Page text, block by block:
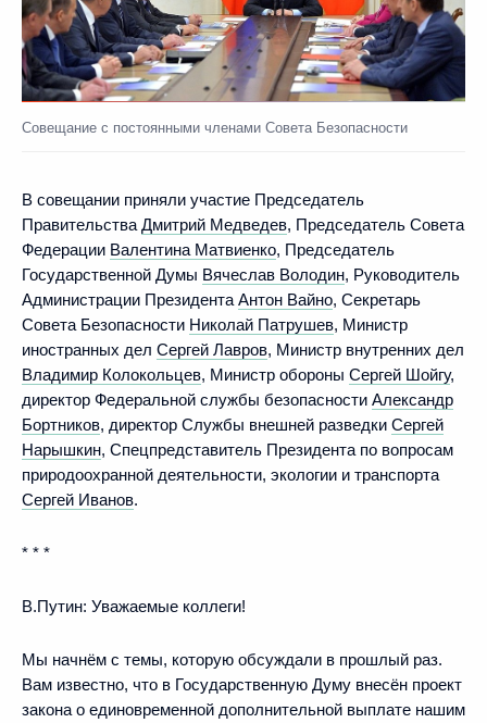
Совещание с постоянными членами Совета Безопасности
В совещании приняли участие Председатель
Правительства Дмитрий Медведев, Председатель Совета
Федерации Валентина Матвиенко, Председатель
Государственной Думы Вячеслав Володин, Руководитель
Администрации Президента Антон Вайно, Секретарь
Совета Безопасности Николай Патрушев, Министр
иностранных дел Сергей Лавров, Министр внутренних дел
Владимир Колокольцев, Министр обороны Сергей Шойгу,
директор Федеральной службы безопасности Александр
Бортников, директор Службы внешней разведки Сергей
Нарышкин, Спецпредставитель Президента по вопросам
природоохранной деятельности, экологии и транспорта
Сергей Иванов.
* * *
В.Путин: Уважаемые коллеги!
Мы начнём с темы, которую обсуждали в прошлый раз.
Вам известно, что в Государственную Думу внесён проект
закона о единовременной дополнительной выплате нашим